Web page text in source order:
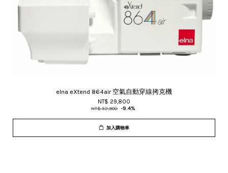
elna eXtend 864air 空氣自動穿線拷克機
NT$ 29,800
NT$ 32,900 -9.4%
加入購物車